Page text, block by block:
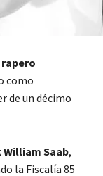
como
de un décimo
William Saab,
la Fiscalía 85